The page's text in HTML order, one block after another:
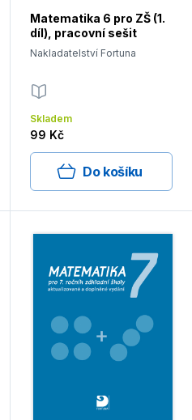
Matematika 6 pro ZŠ (1.
díl), pracovní sešit
Nakladatelství Fortuna
Skladem
99 Kč
Do košíku